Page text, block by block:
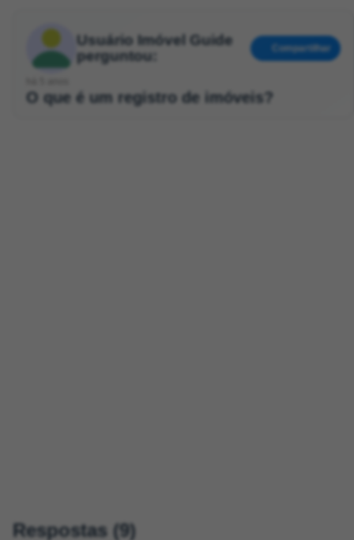
Usuário Imóvel Guide
perguntou:
Compartilhar
O que é um registro de imóveis?
Respostas (9)